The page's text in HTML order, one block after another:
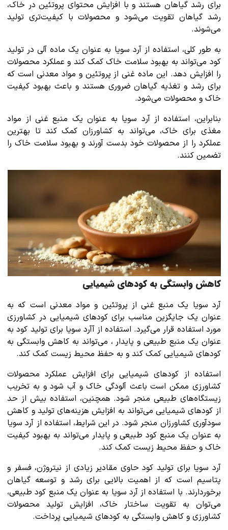
برای رشد گیاهان هستند و با افزایش محتوای پروتئین در خاک،
رشد گیاهان تقویت می‌شود و محصولات با کیفیت‌تری تولید
می‌شوند.
به طور کلی، استفاده از آرد سویا به عنوان یک ماده آلی در تولید
کود می‌تواند به بهبود سلامت خاک کمک کند و عملکرد محصولات
را افزایش دهد. این ماده غنی از پروتئین و مواد معدنی است که
برای رشد و تغذیه گیاهان ضروری هستند و باعث بهبود کیفیت
خاک و محصولات می‌شود.
بنابراین، استفاده از آرد سویا به عنوان یک منبع غنی از مواد
مغذی برای خاک، می‌تواند به کشاورزان کمک کند تا بهترین
عملکرد را از محصولات خود بدست آورند و بهبود سلامت خاک را
تضمین کنند.
کاهش وابستگی به کودهای شیمیایی
آرد سویا یک منبع غنی از پروتئین و مواد معدنی است که به
عنوان یک جایگزین مناسب برای کودهای شیمیایی در کشاورزی
مورد استفاده قرار می‌گیرد. استفاده از آآرد سویا برای تولید کود به
عنوان یک منبع طبیعی و پایدار ، می‌تواند به کاهش وابستگی به
کودهای شیمیایی کمک کند و به حفظ محیط زیست کمک کند.
استفاده از کودهای شیمیایی برای افزایش عملکرد محصولات
کشاورزی ممکن است باعث آلودگی خاک و آب شود و به تخریب
زیستگاه‌های طبیعی منجر شود. همچنین، استفاده بیش از حد
از کودهای شیمیایی می‌تواند به افزایش هزینه‌های تولید و کاهش
سودآوری کشاورزان منجر شود. در این شرایط، استفاده از آرد سویا
به عنوان یک منبع کود طبیعی و پایدار می‌تواند به بهبود کیفیت
خاک و حفظ محیط زیست کمک کند.
آرد سویا برای تولید کود حاوی مقادیر زیادی از نیتروژن، فسفر و
پتاسیم است که از اهمیت بالایی برای رشد و توسعه گیاهان
برخوردارند. با استفاده از آرد سویا به عنوان یک منبع کود طبیعی،
می‌توان به تقویت ساختار خاک، افزایش تولید محصولات
کشاورزی و کاهش وابستگی به کودهای شیمیایی پرداخت.